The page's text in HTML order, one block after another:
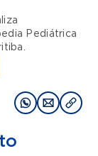
Pediátrica
.